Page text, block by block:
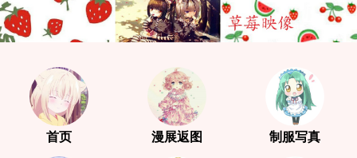
首页 漫展返图 制服写真